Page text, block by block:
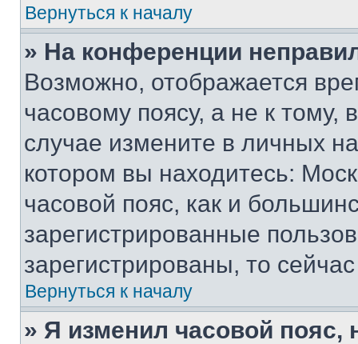
Вернуться к началу
» На конференции
Возможно, отображается
часовому поясу, а не к тому,
случае измените в личных
котором вы находитесь:
часовой пояс, как и
зарегистрированные
зарегистрированы, то
Вернуться к началу
» Я изменил часовой пояс,